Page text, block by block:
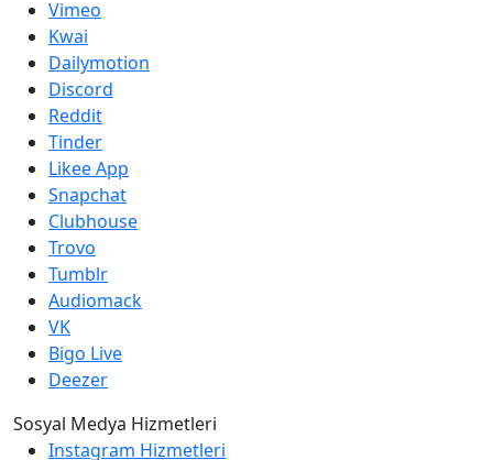
Vimeo
Kwai
Dailymotion
Discord
Reddit
Tinder
Likee App
Snapchat
Clubhouse
Trovo
Tumblr
Audiomack
VK
Bigo Live
Deezer
Sosyal Medya Hizmetleri
Instagram Hizmetleri